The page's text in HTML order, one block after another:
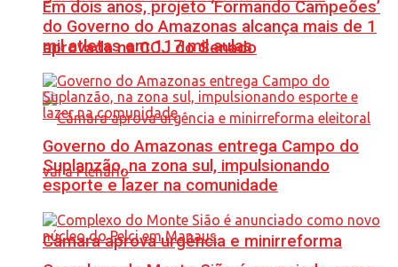
aprovada na CCJ do Senado
Câmara aprova urgência e minirreforma
Em dois anos, projeto ‘Formando Campeões’
do Governo do Amazonas alcança mais de 1
mil atletas em 117 mil aulas
Governo do Amazonas entrega Campo do
Suplanzão, na zona sul, impulsionando
esporte e lazer na comunidade